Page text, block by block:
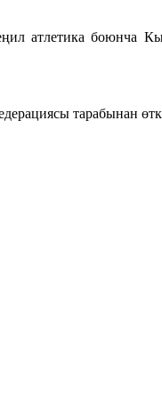
атлетика боюнча
тарабынан